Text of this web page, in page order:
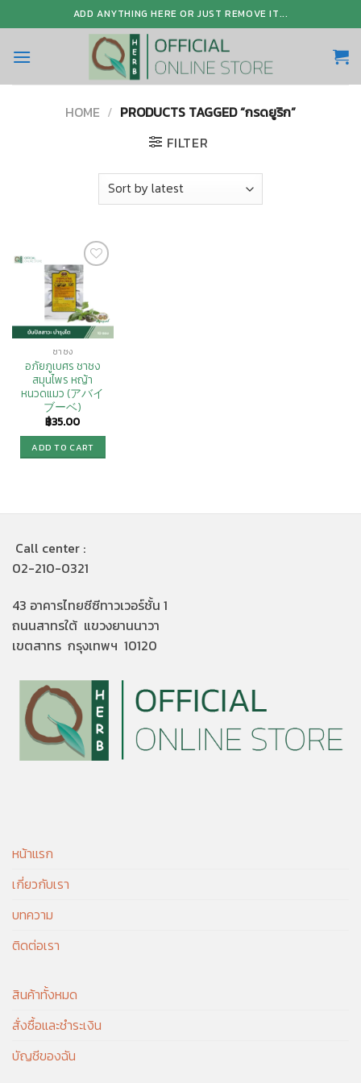
to
content
ADD ANYTHING HERE OR JUST REMOVE IT...
HOME / PRODUCTS TAGGED “กรดยูริก”
FILTER
Add to
Wishlist
ชาชง
อภัยภูเบศร ชาชง
สมุนไพร หญ้า
หนวดแมว (アバイ
ブーベ)
฿35.00
ADD TO CART
Call center :
02-210-0321
43 อาคารไทยซีซีทาวเวอร์ชั้น 1
ถนนสาทรใต้ แขวงยานนาวา
เขตสาทร กรุงเทพฯ 10120
หน้าแรก
เกี่ยวกับเรา
บทความ
ติดต่อเรา
สินค้าทั้งหมด
สั่งซื้อและชำระเงิน
บัญชีของฉัน